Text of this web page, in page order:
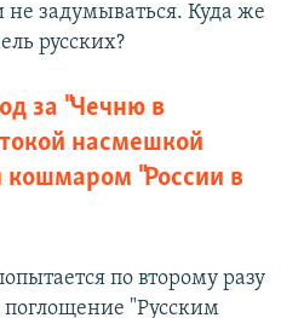
задумываться. Куда же
русских?
за "Чечню в
насмешкой
кошмаром "России в
по второму разу
"Русским